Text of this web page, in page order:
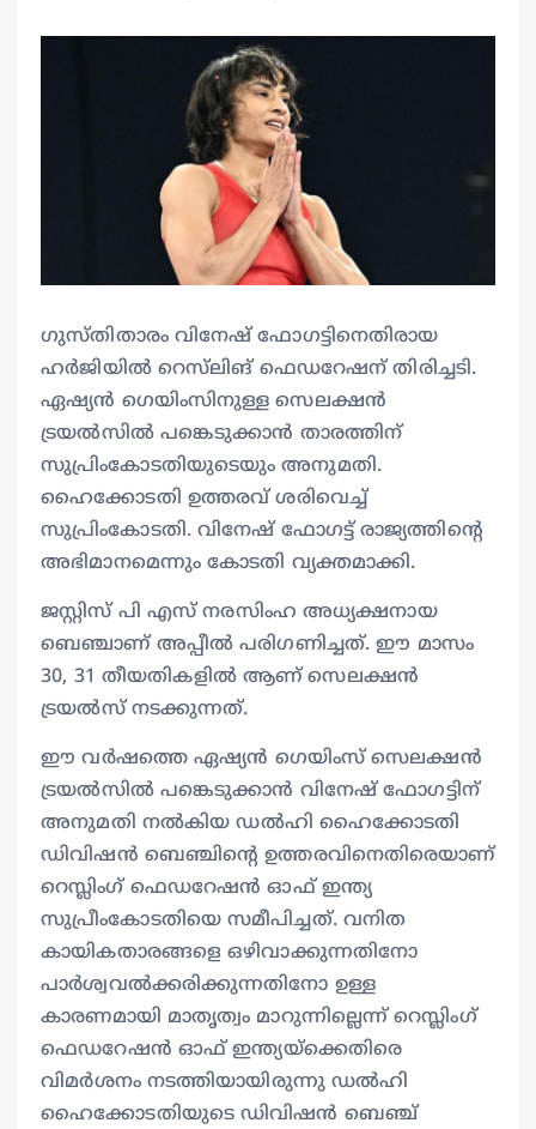
ഗുസ്തിതാരം വിനേഷ് ഫോഗട്ടിനെതിരായ
ഹര്‍ജിയില്‍ റെസ്‌ലിങ് ഫെഡറേഷന് തിരിച്ചടി.
ഏഷ്യന്‍ ഗെയിംസിനുള്ള സെലക്ഷന്‍
ട്രയല്‍സില്‍ പങ്കെടുക്കാന്‍ താരത്തിന്
സുപ്രിംകോടതിയുടെയും അനുമതി.
ഹൈക്കോടതി ഉത്തരവ് ശരിവെച്ച്
സുപ്രിംകോടതി. വിനേഷ് ഫോഗട്ട് രാജ്യത്തിന്റെ
അഭിമാനമെന്നും കോടതി വ്യക്തമാക്കി.
ജസ്റ്റിസ് പി എസ് നരസിംഹ അധ്യക്ഷനായ
ബെഞ്ചാണ് അപ്പീല്‍ പരിഗണിച്ചത്. ഈ മാസം
30, 31 തീയതികളില്‍ ആണ് സെലക്ഷന്‍
ട്രയല്‍സ് നടക്കുന്നത്.
ഈ വര്‍ഷത്തെ ഏഷ്യന്‍ ഗെയിംസ് സെലക്ഷന്‍
ട്രയല്‍സില്‍ പങ്കെടുക്കാന്‍ വിനേഷ് ഫോഗട്ടിന്
അനുമതി നല്‍കിയ ഡല്‍ഹി ഹൈക്കോടതി
ഡിവിഷന്‍ ബെഞ്ചിന്റെ ഉത്തരവിനെതിരെയാണ്
റെസ്ലിംഗ് ഫെഡറേഷന്‍ ഓഫ് ഇന്ത്യ
സുപ്രീംകോടതിയെ സമീപിച്ചത്. വനിത
കായികതാരങ്ങളെ ഒഴിവാക്കുന്നതിനോ
പാര്‍ശ്വവല്‍ക്കരിക്കുന്നതിനോ ഉള്ള
കാരണമായി മാതൃത്വം മാറുന്നില്ലെന്ന് റെസ്ലിംഗ്
ഫെഡറേഷന്‍ ഓഫ് ഇന്ത്യയ്‌ക്കെതിരെ
വിമര്‍ശനം നടത്തിയായിരുന്നു ഡല്‍ഹി
ഹൈക്കോടതിയുടെ ഡിവിഷന്‍ ബെഞ്ച്